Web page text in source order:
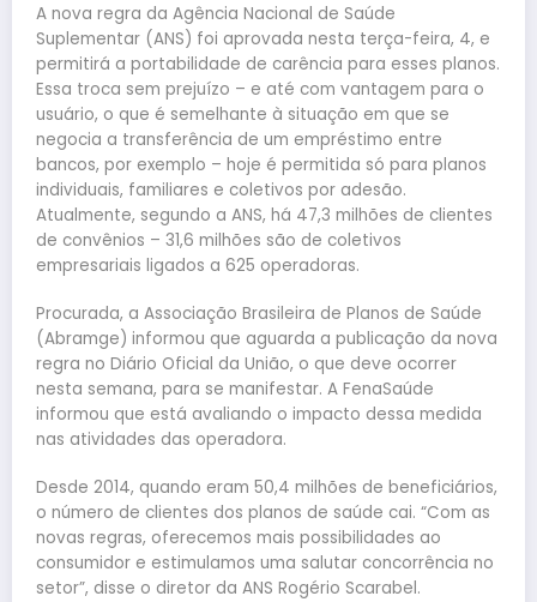
A nova regra da Agência Nacional de Saúde
Suplementar (ANS) foi aprovada nesta terça-feira, 4, e
permitirá a portabilidade de carência para esses planos.
Essa troca sem prejuízo – e até com vantagem para o
usuário, o que é semelhante à situação em que se
negocia a transferência de um empréstimo entre
bancos, por exemplo – hoje é permitida só para planos
individuais, familiares e coletivos por adesão.
Atualmente, segundo a ANS, há 47,3 milhões de clientes
de convênios – 31,6 milhões são de coletivos
empresariais ligados a 625 operadoras.
Procurada, a Associação Brasileira de Planos de Saúde
(Abramge) informou que aguarda a publicação da nova
regra no Diário Oficial da União, o que deve ocorrer
nesta semana, para se manifestar. A FenaSaúde
informou que está avaliando o impacto dessa medida
nas atividades das operadora.
Desde 2014, quando eram 50,4 milhões de beneficiários,
o número de clientes dos planos de saúde cai. “Com as
novas regras, oferecemos mais possibilidades ao
consumidor e estimulamos uma salutar concorrência no
setor”, disse o diretor da ANS Rogério Scarabel.